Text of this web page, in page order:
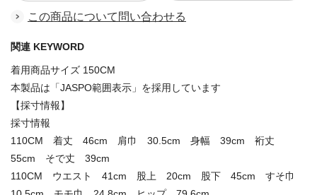
この商品について問い合わせる
関連 KEYWORD
着用商品サイズ 150CM
本製品は「JASPO範囲表示」を採用しています
【採寸情報】
採寸情報
110CM 着丈 46cm 肩巾 30.5cm 身幅 39cm 裄丈
55cm そで丈 39cm
110CM ウエスト 41cm 股上 20cm 股下 45cm すそ巾